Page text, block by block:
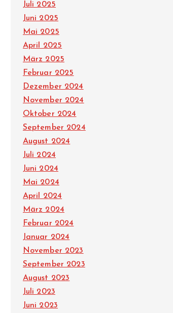
Juli 2025
Juni 2025
Mai 2025
April 2025
März 2025
Februar 2025
Dezember 2024
November 2024
Oktober 2024
September 2024
August 2024
Juli 2024
Juni 2024
Mai 2024
April 2024
März 2024
Februar 2024
Januar 2024
November 2023
September 2023
August 2023
Juli 2023
Juni 2023